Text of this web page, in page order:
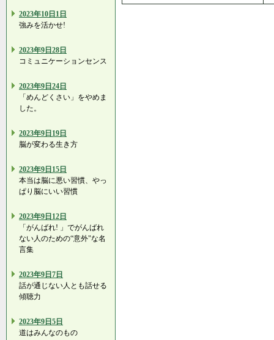
2023年10日1日
強みを活かせ!
2023年9日28日
コミュニケーションセンス
2023年9日24日
「めんどくさい」をやめま
した。
2023年9日19日
脳が変わる生き方
2023年9日15日
本当は脳に悪い習慣、やっ
ぱり脳にいい習慣
2023年9日12日
「がんばれ! 」でがんばれ
ない人のための“意外"な名
言集
2023年9日7日
話が通じない人とも話せる
傾聴力
2023年9日5日
道はみんなのもの